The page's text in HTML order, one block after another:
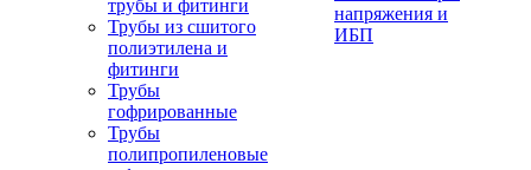
трубы и фитинги
Трубы из сшитого
полиэтилена и
фитинги
Трубы
гофрированные
Трубы
полипропиленовые
напряжения и
ИБП